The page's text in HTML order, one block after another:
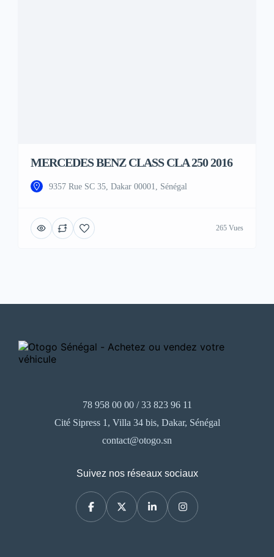
MERCEDES BENZ CLASS CLA 250 2016
9357 Rue SC 35, Dakar 00001, Sénégal
265 Vues
78 958 00 00 / 33 823 96 11
Cité Sipress 1, Villa 34 bis, Dakar, Sénégal
contact@otogo.sn
Suivez nos réseaux sociaux